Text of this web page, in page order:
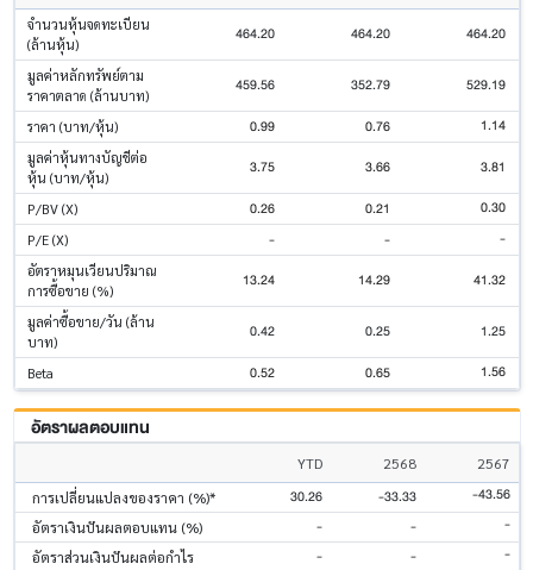
จำนวนหุ้นจดทะเบียน
(ล้านหุ้น)
464.20 464.20 464.20
มูลค่าหลักทรัพย์ตาม
ราคาตลาด (ล้านบาท)
459.56 352.79 529.19
ราคา (บาท/หุ้น) 0.99 0.76 1.14
มูลค่าหุ้นทางบัญชีต่อ
หุ้น (บาท/หุ้น)
3.75 3.66 3.81
P/BV (X) 0.26 0.21 0.30
P/E (X) - - -
อัตราหมุนเวียนปริมาณ
การซื้อขาย (%)
13.24 14.29 41.32
มูลค่าซื้อขาย/วัน (ล้าน
บาท)
0.42 0.25 1.25
Beta 0.52 0.65 1.56
อัตราผลตอบแทน
YTD 2568
2567
การเปลี่ยนแปลงของราคา (%)*
30.26 -33.33 -43.56
อัตราเงินปันผลตอบแทน (%) - - -
อัตราส่วนเงินปันผลต่อกำไร - - -